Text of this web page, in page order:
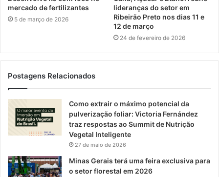
mercado de fertilizantes
5 de março de 2026
lideranças do setor em
Ribeirão Preto nos dias 11 e
12 de março
24 de fevereiro de 2026
Postagens Relacionados
Como extrair o máximo potencial da
pulverização foliar: Victoria Fernández
traz respostas ao Summit de Nutrição
Vegetal Inteligente
27 de maio de 2026
Minas Gerais terá uma feira exclusiva para
o setor florestal em 2026